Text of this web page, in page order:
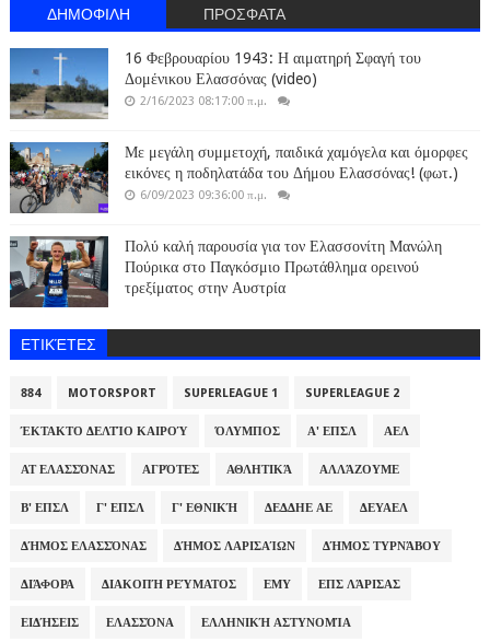
ΔΗΜΟΦΙΛΗ ΠΡΟΣΦΑΤΑ
16 Φεβρουαρίου 1943: Η αιματηρή Σφαγή του
Δομένικου Ελασσόνας (video)
2/16/2023 08:17:00 π.μ.
Με μεγάλη συμμετοχή, παιδικά χαμόγελα και όμορφες
εικόνες η ποδηλατάδα του Δήμου Ελασσόνας! (φωτ.)
6/09/2023 09:36:00 π.μ.
Πολύ καλή παρουσία για τον Ελασσονίτη Μανώλη
Πούρικα στο Παγκόσμιο Πρωτάθλημα ορεινού
τρεξίματος στην Αυστρία
ΕΤΙΚΈΤΕΣ
884 MOTORSPORT SUPERLEAGUE 1 SUPERLEAGUE 2
ΈΚΤΑΚΤΟ ΔΕΛΤΊΟ ΚΑΙΡΟΎ ΌΛΥΜΠΟΣ Α' ΕΠΣΛ ΑΕΛ
ΑΤ ΕΛΑΣΣΌΝΑΣ ΑΓΡΌΤΕΣ ΑΘΛΗΤΙΚΆ ΑΛΛΆΖΟΥΜΕ
Β' ΕΠΣΛ Γ' ΕΠΣΛ Γ' ΕΘΝΙΚΉ ΔΕΔΔΗΕ ΑΕ ΔΕΥΑΕΛ
ΔΉΜΟΣ ΕΛΑΣΣΌΝΑΣ ΔΉΜΟΣ ΛΑΡΙΣΑΊΩΝ ΔΉΜΟΣ ΤΥΡΝΆΒΟΥ
ΔΙΆΦΟΡΑ ΔΙΑΚΟΠΉ ΡΕΎΜΑΤΟΣ ΕΜΥ ΕΠΣ ΛΆΡΙΣΑΣ
ΕΙΔΉΣΕΙΣ ΕΛΑΣΣΌΝΑ ΕΛΛΗΝΙΚΉ ΑΣΤΥΝΟΜΊΑ